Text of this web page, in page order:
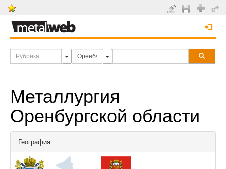
Металлургия
Оренбургской области
География